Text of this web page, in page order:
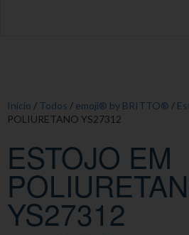
Início / Todos / emoji® by BRITTO® /
POLIURETANO YS27312
ESTOJO EM
YS27312